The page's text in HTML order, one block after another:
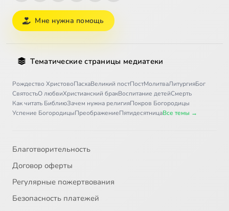
Мне нужна помощь
Тематические страницы медиатеки
Рождество ХристовоПасхаВеликий постПостМолитваЛитургияБог
СвятостьО любвиХристианский бракВоспитание детейСмерть
Как читать БиблиюЗачем нужна религияПокров Богородицы
Успение БогородицыПреображениеПятидесятницаВсе темы →
Благотворительность
Договор оферты
Регулярные пожертвования
Безопасность платежей